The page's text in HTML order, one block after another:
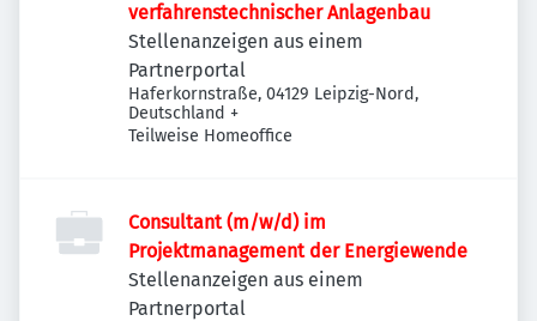
verfahrenstechnischer Anlagenbau
Stellenanzeigen aus einem
Partnerportal
Haferkornstraße, 04129 Leipzig-Nord,
Deutschland +
Teilweise Homeoffice
Consultant (m/w/d) im
Projektmanagement der Energiewende
Stellenanzeigen aus einem
Partnerportal